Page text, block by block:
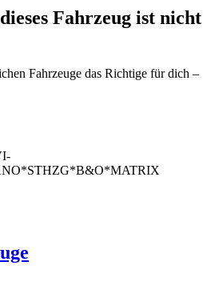
Fahrzeug ist nicht
Fahrzeuge das Richtige für dich –